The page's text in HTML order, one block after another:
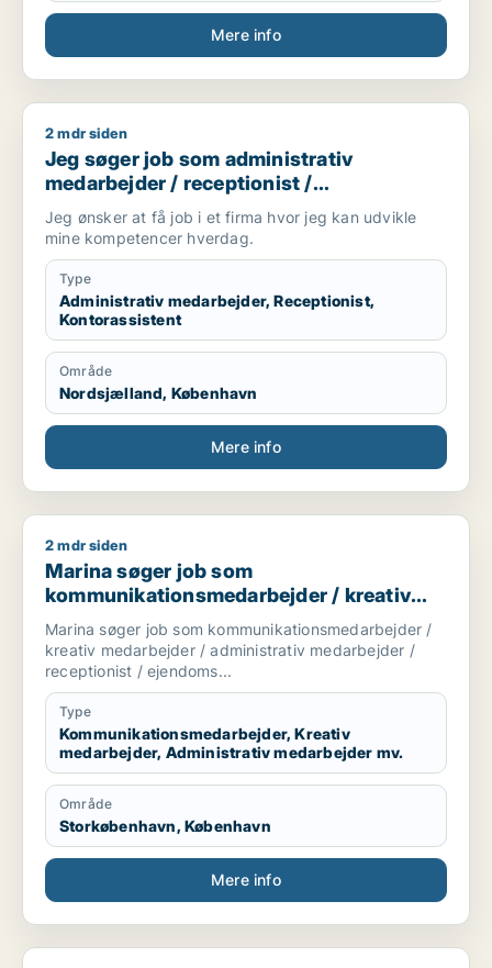
Mere info
Jeg søger job som administrativ medarbejder / receptionist
2 mdr siden
Jeg søger job som administrativ
medarbejder / receptionist /
kontorassistent
Jeg ønsker at få job i et firma hvor jeg kan udvikle
mine kompetencer hverdag.
Type
Administrativ medarbejder, Receptionist,
Kontorassistent
Område
Nordsjælland, København
Mere info
Marina søger job som kommunikationsmedarbejder /
2 mdr siden
Marina søger job som
kommunikationsmedarbejder / kreativ
medarbejder / administrativ medarbejder
/ receptionist / ejendomsfunktionær
Marina søger job som kommunikationsmedarbejder /
kreativ medarbejder / administrativ medarbejder /
receptionist / ejendoms...
Type
Kommunikationsmedarbejder, Kreativ
medarbejder, Administrativ medarbejder mv.
Område
Storkøbenhavn, København
Mere info